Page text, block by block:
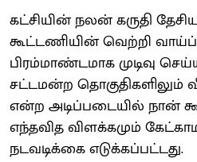
கட்சியின் நலன் கருதி
கூட்டணியின் வெற்றி
பிரம்மாண்டமாக முடிவு
சட்டமன்ற
என்ற அடிப்படையில் நான்
எந்தவித விளக்கமும்
நடவடிக்கை எடுக்கப்பட்டது.